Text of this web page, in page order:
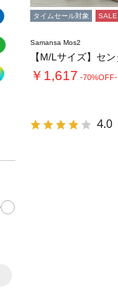
タイムセール対象 SALE
Samansa Mos2
￥1,617 -70%OFF-
4.0